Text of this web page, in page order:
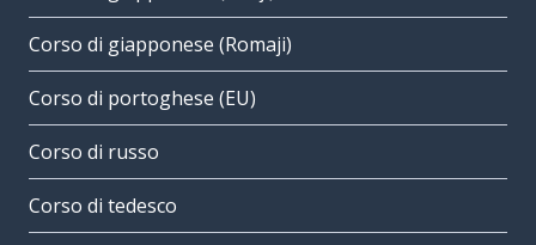
Corso di giapponese (Romaji)
Corso di portoghese (EU)
Corso di russo
Corso di tedesco